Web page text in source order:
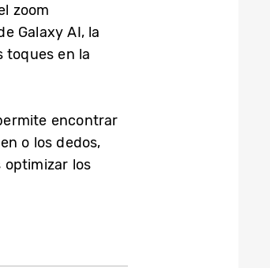
zoom
Galaxy AI, la
toques en la
encontrar
o los dedos,
optimizar los